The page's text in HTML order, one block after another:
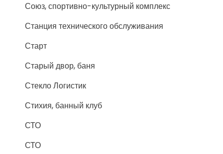
Союз, спортивно-культурный комплекс
Станция технического обслуживания
Старт
Старый двор, баня
Стекло Логистик
Стихия, банный клуб
СТО
СТО